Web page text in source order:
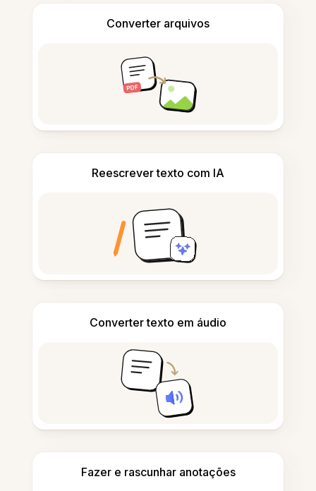
Converter arquivos
Reescrever texto com IA
Converter texto em áudio
Fazer e rascunhar anotações